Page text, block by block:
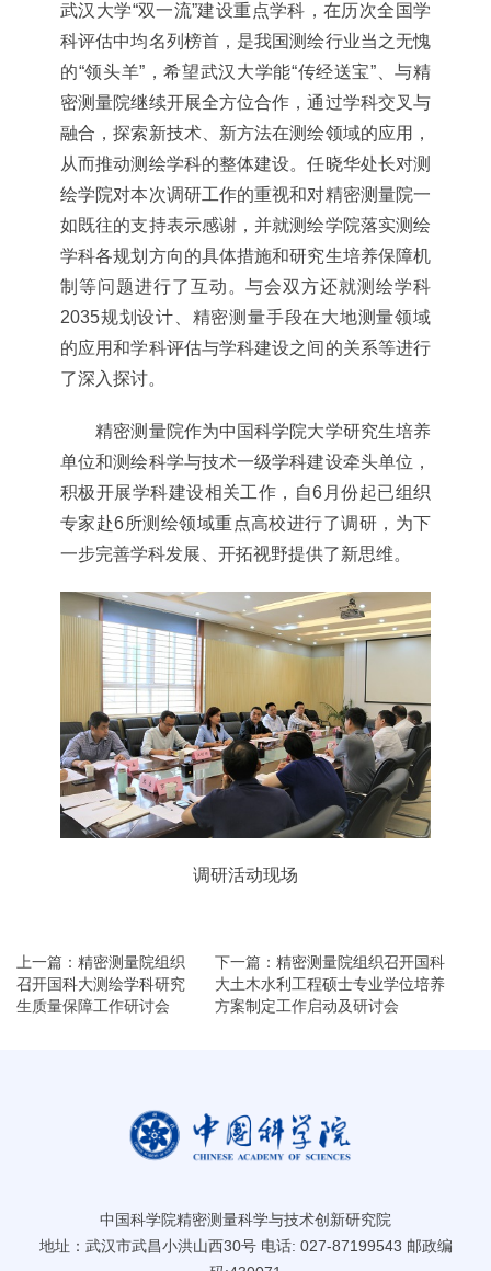
武汉大学“双一流”建设重点学科，在历次全国学
科评估中均名列榜首，是我国测绘行业当之无愧
的“领头羊”，希望武汉大学能“传经送宝”、与精
密测量院继续开展全方位合作，通过学科交叉与
融合，探索新技术、新方法在测绘领域的应用，
从而推动测绘学科的整体建设。任晓华处长对测
绘学院对本次调研工作的重视和对精密测量院一
如既往的支持表示感谢，并就测绘学院落实测绘
学科各规划方向的具体措施和研究生培养保障机
制等问题进行了互动。与会双方还就测绘学科
2035规划设计、精密测量手段在大地测量领域
的应用和学科评估与学科建设之间的关系等进行
了深入探讨。
精密测量院作为中国科学院大学研究生培养
单位和测绘科学与技术一级学科建设牵头单位，
积极开展学科建设相关工作，自6 月份起已组织
专家赴6所测绘领域重点高校进行了调研，为下
一步完善学科发展、开拓视野提供了新思维。
调研活动现场
上一篇：精密测量院组织
召开国科大测绘学科研究
生质量保障工作研讨会
下一篇：精密测量院组织召开国科
大土木水利工程硕士专业学位培养
方案制定工作启动及研讨会
中国科学院精密测量科学与技术创新研究院
地址：武汉市武昌小洪山西30号 电话: 027-87199543 邮政编